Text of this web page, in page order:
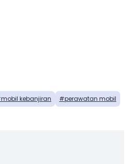
mobil kebanjiran
perawatan mobil